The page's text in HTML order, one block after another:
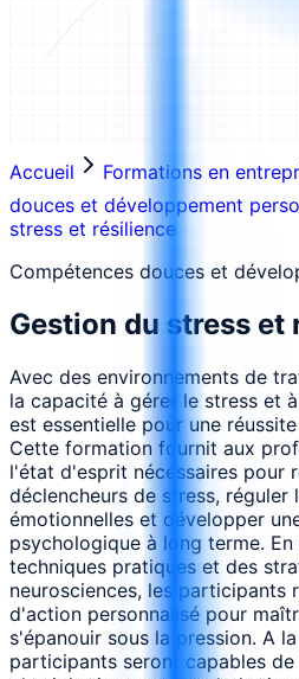
Accueil Formations en
douces et développement
stress et résilience
Compétences douces et
Gestion du stress et
Avec des environnements de
la capacité à gérer le stress et
est essentielle pour une
Cette formation fournit aux
l'état d'esprit nécessaires pour
déclencheurs de stress, réguler
émotionnelles et développer
psychologique à long terme.
techniques pratiques et des
neurosciences, les participants
d'action personnalisé pour
s'épanouir sous la pression. A
participants seront capables